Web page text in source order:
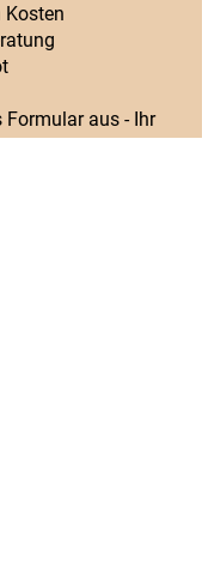
Kosten
Formular aus - Ihr
bereits!